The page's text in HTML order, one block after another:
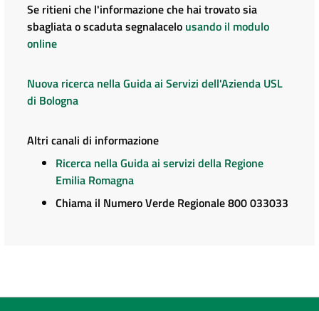
Se ritieni che l'informazione che hai trovato sia
sbagliata o scaduta segnalacelo usando il modulo
online
Nuova ricerca nella Guida ai Servizi dell'Azienda USL
di Bologna
Altri canali di informazione
Ricerca nella Guida ai servizi della Regione
Emilia Romagna
Chiama il Numero Verde Regionale 800 033033